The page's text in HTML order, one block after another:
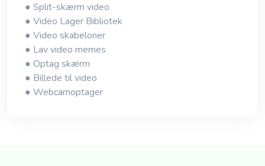
● Split-skærm video
● Video Lager Bibliotek
● Video skabeloner
● Lav video memes
● Optag skærm
● Billede til video
● Webcamoptager